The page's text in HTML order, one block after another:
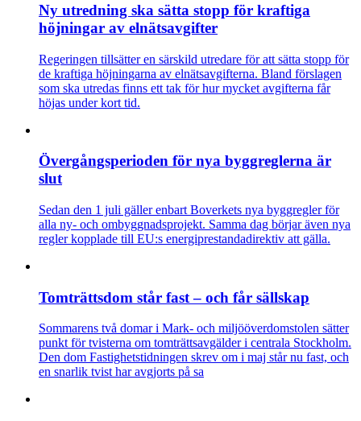
Ny utredning ska sätta stopp för kraftiga
höjningar av elnätsavgifter
Regeringen tillsätter en särskild utredare för att sätta stopp för
de kraftiga höjningarna av elnätsavgifterna. Bland förslagen
som ska utredas finns ett tak för hur mycket avgifterna får
höjas under kort tid.
Övergångsperioden för nya byggreglerna är
slut
Sedan den 1 juli gäller enbart Boverkets nya byggregler för
alla ny- och ombyggnadsprojekt. Samma dag börjar även nya
regler kopplade till EU:s energiprestandadirektiv att gälla.
Tomträttsdom står fast – och får sällskap
Sommarens två domar i Mark- och miljööverdomstolen sätter
punkt för tvisterna om tomträttsavgälder i centrala Stockholm.
Den dom Fastighetstidningen skrev om i maj står nu fast, och
en snarlik tvist har avgjorts på sa